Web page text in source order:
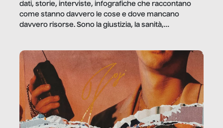
dati, storie, interviste, infografiche che raccontano
come stanno davvero le cose e dove mancano
davvero risorse. Sono la giustizia, la sanità,